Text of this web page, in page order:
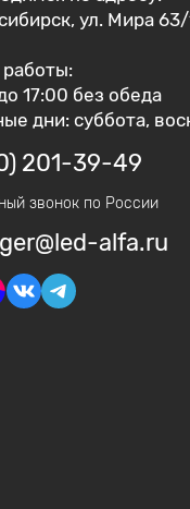
ул. Мира 63/
17:00 без обеда
дни: суббота,
201-39-49
звонок по России
alfa.ru